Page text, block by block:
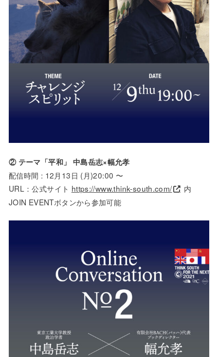
② テーマ「平和」 中島岳志×幅允孝
配信時間 : 12月13日 (月)20:00 〜
URL：公式サイト https://www.think-south.com/
内
JOIN EVENTボタンから参加可能